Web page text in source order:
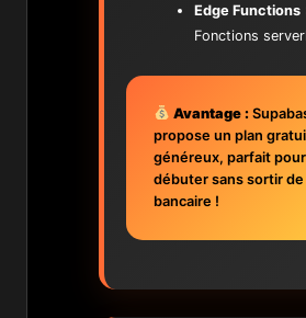
Edge Functions
Fonctions
Avantage :
propose un plan
généreux, parfait pour
débuter sans sortir de
bancaire !